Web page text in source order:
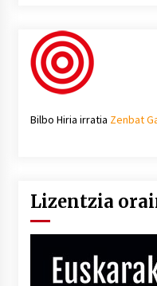
Bilbo Hiria irratia Zenbat
Lizentzia